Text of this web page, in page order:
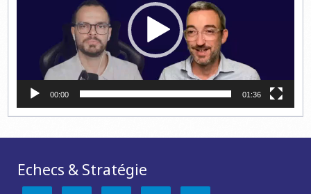
00:00 01:36
Echecs & Stratégie